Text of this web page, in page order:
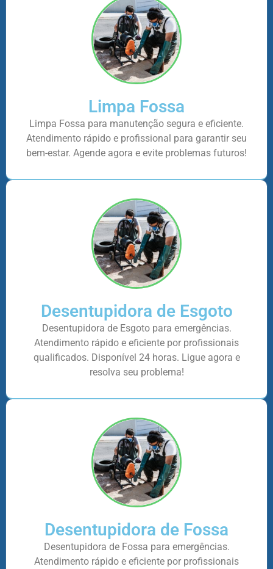
Limpa Fossa
Limpa Fossa para manutenção segura e eficiente.
Atendimento rápido e profissional para garantir seu
bem-estar. Agende agora e evite problemas futuros!
Desentupidora de Esgoto
Desentupidora de Esgoto para emergências.
Atendimento rápido e eficiente por profissionais
qualificados. Disponível 24 horas. Ligue agora e
resolva seu problema!
Desentupidora de Fossa
Desentupidora de Fossa para emergências.
Atendimento rápido e eficiente por profissionais